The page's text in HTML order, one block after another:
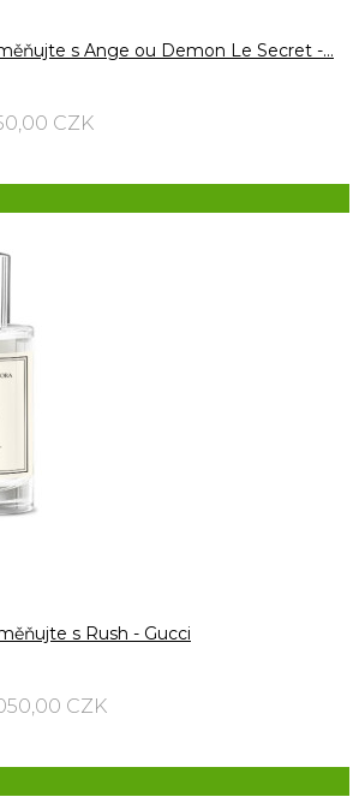
s Ange ou Demon Le Secret -...
CZK
s Rush - Gucci
CZK